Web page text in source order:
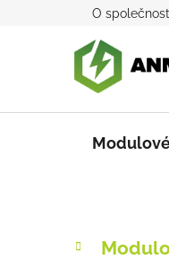
O
P
kategorie
a